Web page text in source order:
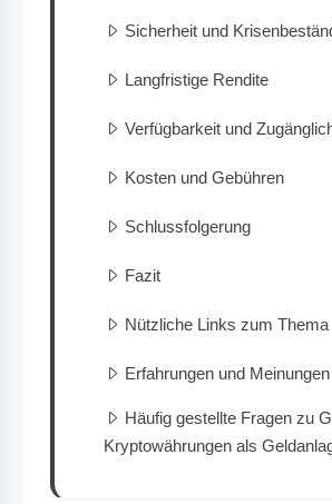
Sicherheit und
Langfristige Rendite
Verfügbarkeit und
Kosten und Gebühren
Schlussfolgerung
Fazit
Nützliche Links zum Thema
Erfahrungen und Meinungen
Häufig gestellte Fragen zu
Kryptowährungen als